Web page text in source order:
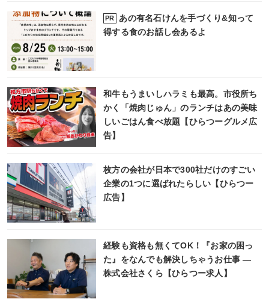
PR
あの有名石けんを手づくり&知って
得する食のお話し会あるよ
和牛もうまいしハラミも最高。市役所ち
かく「焼肉じゅん」のランチはあの美味
しいごはん食べ放題【ひらつーグルメ広
告】
枚方の会社が日本で300社だけのすごい
企業の1つに選ばれたらしい【ひらつー
広告】
経験も資格も無くてOK！『お家の困っ
た』をなんでも解決しちゃうお仕事 ―
株式会社さくら【ひらつー求人】